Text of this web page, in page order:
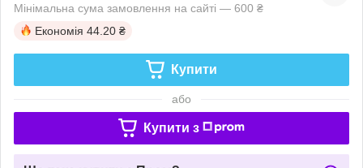
Мінімальна сума замовлення на сайті — 600 ₴
Економія 44.20 ₴
Купити
або
Купити з